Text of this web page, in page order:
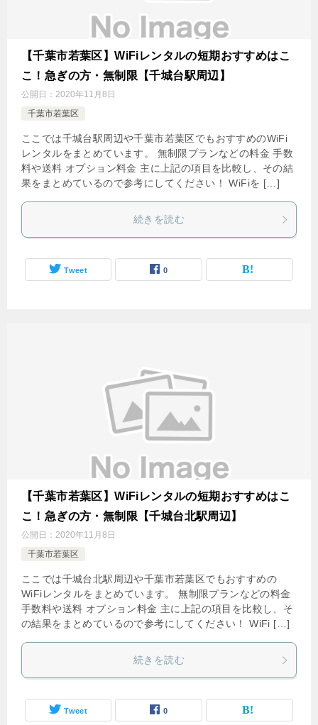
【千葉市若葉区】WiFiレンタルの短期おすすめはこ
こ！急ぎの方・無制限【千城台駅周辺】
公開日： 2020年11月8日
千葉市若葉区
ここでは千城台駅周辺や千葉市若葉区でもおすすめのWiFi
レンタルをまとめています。 無制限プランなどの料金 手数
料や送料 オプション料金 主に上記の項目を比較し、その結
果をまとめているので参考にしてください！ WiFiを […]
続きを読む
Tweet 0
【千葉市若葉区】WiFiレンタルの短期おすすめはこ
こ！急ぎの方・無制限【千城台北駅周辺】
公開日： 2020年11月8日
千葉市若葉区
ここでは千城台北駅周辺や千葉市若葉区でもおすすめの
WiFiレンタルをまとめています。 無制限プランなどの料金
手数料や送料 オプション料金 主に上記の項目を比較し、そ
の結果をまとめているので参考にしてください！ WiFi […]
続きを読む
Tweet 0